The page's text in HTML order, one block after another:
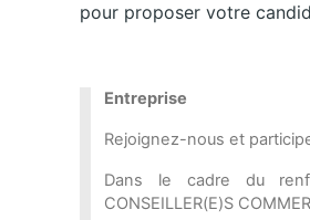
pour proposer votre
Entreprise
Rejoignez-nous et
Dans le cadre du
CONSEILLER(E)S